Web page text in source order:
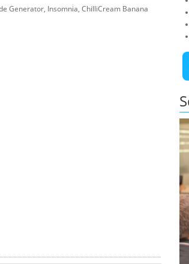
Generator, Insomnia, ChilliCream Banana